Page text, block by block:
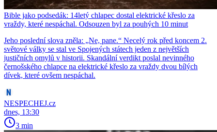
Bible jako podsedák: 14letý chlapec dostal elektrické křeslo za
vraždy, které nespáchal. Odsouzen byl za pouhých 10 minut
Jeho poslední slova zněla: „Ne, pane.“ Necelý rok před koncem 2.
světové války se stal ve Spojených státech jeden z největších
justičních omylů v historii. Skandální verdikt poslal nevinného
černošského chlapce na elektrické křeslo za vraždy dvou bílých
dívek, které ovšem nespáchal.
NESPECHEJ.cz
dnes, 13:30
3 min